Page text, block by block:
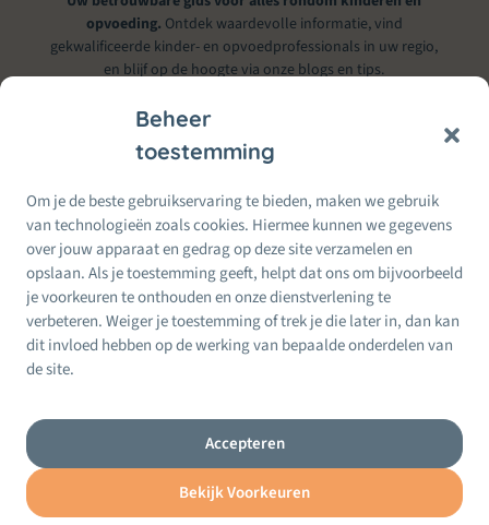
Beheer
toestemming
Om je de beste gebruikservaring te bieden, maken we gebruik
van technologieën zoals cookies. Hiermee kunnen we gegevens
over jouw apparaat en gedrag op deze site verzamelen en
opslaan. Als je toestemming geeft, helpt dat ons om bijvoorbeeld
je voorkeuren te onthouden en onze dienstverlening te
verbeteren. Weiger je toestemming of trek je die later in, dan kan
dit invloed hebben op de werking van bepaalde onderdelen van
de site.
Accepteren
Bekijk Voorkeuren
opvoeding. Ontdek waardevolle informatie, vind
gekwalificeerde kinder- en opvoedprofessionals in uw regio,
en blijf op de hoogte via onze blogs en tips.
Alles voor Moeders
Moeders
per
Regio
Wij doen ons best om betrouwbare informatie te bieden. Bij twijfel
raadpleeg altijd een erkende kinder- of opvoedprofessional.
Recente
berichten24 Feb, 2026
Terug naar werk na zwangerschap: zo maak je de
overgang zachter
Privacybeleid Website Index